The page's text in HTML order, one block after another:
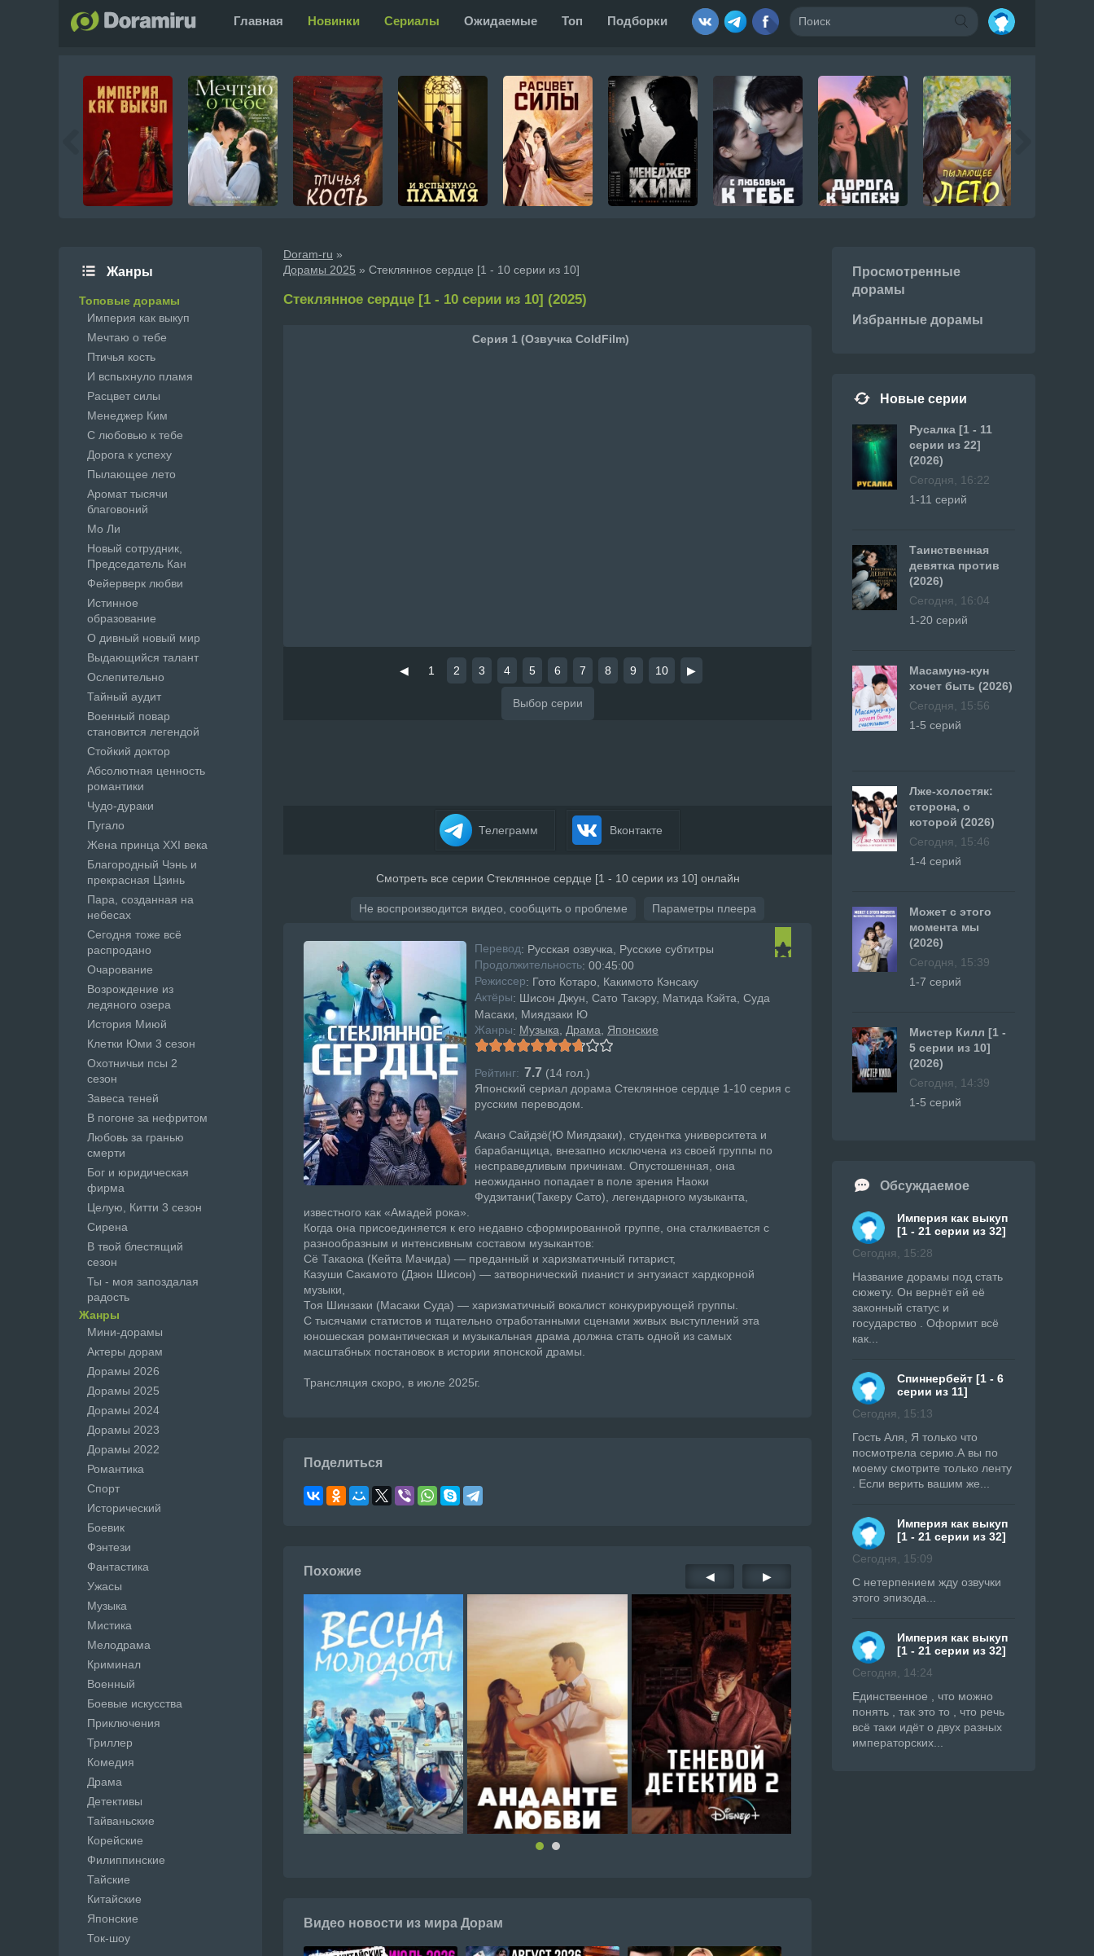
Главная Новинки Сериалы Ожидаемые Топ Подборки
Doram-ru »
Дорамы 2025 » Стеклянное сердце [1 - 10 серии из 10]
Стеклянное сердце [1 - 10 серии из 10] (2025)
Серия 1 (Озвучка ColdFilm)
◀ 1 2 3 4 5 6 7 8 9 10 ▶
Телеграмм Вконтакте
Смотреть все серии Стеклянное сердце [1 - 10 серии из 10] онлайн
Не воспроизводится видео, сообщить о проблеме Параметры плеера
Перевод: Русская озвучка, Русские субтитры
Продолжительность: 00:45:00
Режисcер: Гото Котаро, Какимото Кэнсаку
Актёры: Шисон Джун, Сато Такэру, Матида Кэйта, Суда
Масаки, Миядзаки Ю
Жанры: Музыка Драма Японские
Рейтинг: 7.7 (14 гол.)
Японский сериал дорама Стеклянное сердце 1-10 серия с
русским переводом.
Аканэ Сайдзё(Ю Миядзаки), студентка университета и
барабанщица, внезапно исключена из своей группы по
несправедливым причинам. Опустошенная, она
неожиданно попадает в поле зрения Наоки
Фудзитани(Такеру Сато), легендарного музыканта,
известного как «Амадей рока».
Когда она присоединяется к его недавно сформированной группе, она сталкивается с
разнообразным и интенсивным составом музыкантов:
Сё Такаока (Кейта Мачида) — преданный и харизматичный гитарист,
Казуши Сакамото (Дзюн Шисон) — затворнический пианист и энтузиаст хардкорной
музыки,
Тоя Шинзаки (Масаки Суда) — харизматичный вокалист конкурирующей группы.
С тысячами статистов и тщательно отработанными сценами живых выступлений эта
юношеская романтическая и музыкальная драма должна стать одной из самых
масштабных постановок в истории японской драмы.
Трансляция скоро, в июле 2025г.
Поделиться
Похожие ◀ ▶
Видео новости из мира Дорам
Жанры
Топовые дорамы
Империя как выкуп
Мечтаю о тебе
Птичья кость
И вспыхнуло пламя
Расцвет силы
Менеджер Ким
С любовью к тебе
Дорога к успеху
Пылающее лето
Аромат тысячи
благовоний
Мо Ли
Новый сотрудник,
Председатель Кан
Фейерверк любви
Истинное
образование
О дивный новый мир
Выдающийся талант
Ослепительно
Тайный аудит
Военный повар
становится легендой
Стойкий доктор
Абсолютная ценность
романтики
Чудо-дураки
Пугало
Жена принца XXI века
Благородный Чэнь и
прекрасная Цзинь
Пара, созданная на
небесах
Сегодня тоже всё
распродано
Очарование
Возрождение из
ледяного озера
История Миюй
Клетки Юми 3 сезон
Охотничьи псы 2
сезон
Завеса теней
В погоне за нефритом
Любовь за гранью
смерти
Бог и юридическая
фирма
Целую, Китти 3 сезон
Сирена
В твой блестящий
сезон
Ты - моя запоздалая
радость
Жанры
Мини-дорамы
Актеры дорам
Дорамы 2026
Дорамы 2025
Дорамы 2024
Дорамы 2023
Дорамы 2022
Романтика
Спорт
Исторический
Боевик
Фэнтези
Фантастика
Ужасы
Музыка
Мистика
Мелодрама
Криминал
Военный
Боевые искусства
Приключения
Триллер
Комедия
Драма
Детективы
Тайваньские
Корейские
Филиппинские
Тайские
Китайские
Японские
Ток-шоу
Просмотренные
дорамы
Избранные дорамы
Новые серии
Русалка [1 - 11
серии из 22]
(2026)
Сегодня, 16:22
1-11 серий
Таинственная
девятка против
(2026)
Сегодня, 16:04
1-20 серий
Масамунэ-кун
хочет быть (2026)
Сегодня, 15:56
1-5 серий
Лже-холостяк:
сторона, о
которой (2026)
Сегодня, 15:46
1-4 серий
Может с этого
момента мы
(2026)
Сегодня, 15:39
1-7 серий
Мистер Килл [1 -
5 серии из 10]
(2026)
Сегодня, 14:39
1-5 серий
Обсуждаемое
Империя как выкуп
[1 - 21 серии из 32]
Сегодня, 15:28
Название дорамы под стать
сюжету. Он вернёт ей её
законный статус и
государство . Оформит всё
как...
Спиннербейт [1 - 6
серии из 11]
Сегодня, 15:13
Гость Аля, Я только что
посмотрела серию.А вы по
моему смотрите только ленту
. Если верить вашим же...
Империя как выкуп
[1 - 21 серии из 32]
Сегодня, 15:09
С нетерпением жду озвучки
этого эпизода...
Империя как выкуп
[1 - 21 серии из 32]
Сегодня, 14:24
Единственное , что можно
понять , так это то , что речь
всё таки идёт о двух разных
императорских...